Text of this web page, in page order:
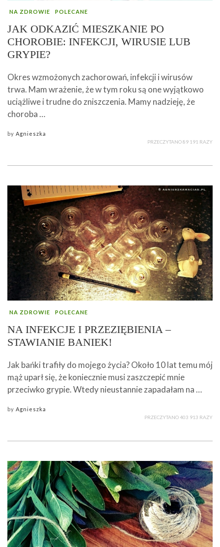
NA ZDROWIE POLECANE
JAK ODKAZIĆ MIESZKANIE PO
CHOROBIE: INFEKCJI, WIRUSIE LUB
GRYPIE?
Okres wzmożonych zachorowań, infekcji i wirusów
trwa. Mam wrażenie, że w tym roku są one wyjątkowo
uciążliwe i trudne do zniszczenia. Mamy nadzieję, że
choroba …
by Agnieszka
PRZECZYTANO 89 191 RAZY
NA ZDROWIE POLECANE
NA INFEKCJE I PRZEZIĘBIENIA –
STAWIANIE BANIEK!
Jak bańki trafiły do mojego życia? Około 10 lat temu mój
mąż uparł się, że koniecznie musi zaszczepić mnie
przeciwko grypie. Wtedy nieustannie zapadałam na …
by Agnieszka
PRZECZYTANO 403 913 RAZY